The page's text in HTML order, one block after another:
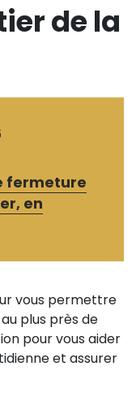
de la
fermeture
en
vous permettre
plus près de
pour vous aider
et assurer